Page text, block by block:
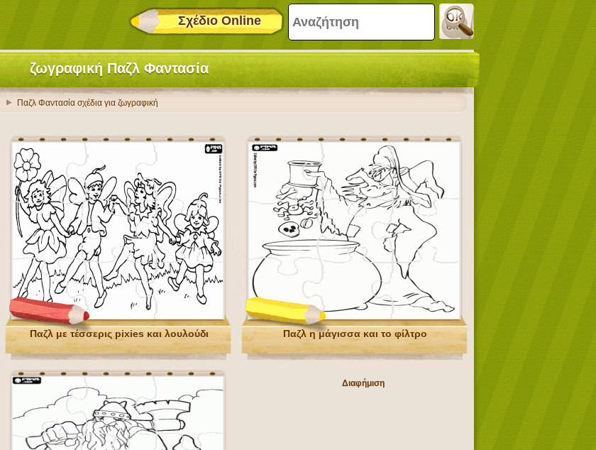
Σχέδιο Online
ζωγραφική Παζλ Φαντασία
Παζλ Φαντασία σχέδια για ζωγραφική
Παζλ με τέσσερις pixies και λουλούδι Παζλ η μάγισσα και το φίλτρο
Διαφήμιση